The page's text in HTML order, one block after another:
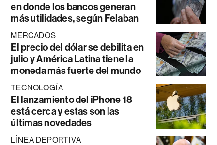
en donde los bancos generan
más utilidades, según Felaban
MERCADOS
El precio del dólar se debilita en
julio y América Latina tiene la
moneda más fuerte del mundo
TECNOLOGÍA
El lanzamiento del iPhone 18
está cerca y estas son las
últimas novedades
LÍNEA DEPORTIVA